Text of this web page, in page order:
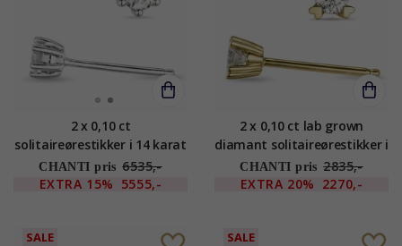
2 x 0,10 ct
solitaireørestikker i 14 karat
hvidguld med diamant
CHANTI pris 6535,-
EXTRA 15% 5555,-
2 x 0,10 ct lab grown
diamant solitaireørestikker i
9 karat guld med lab grown
diamant
CHANTI pris 2835,-
EXTRA 20% 2270,-
SALE SALE